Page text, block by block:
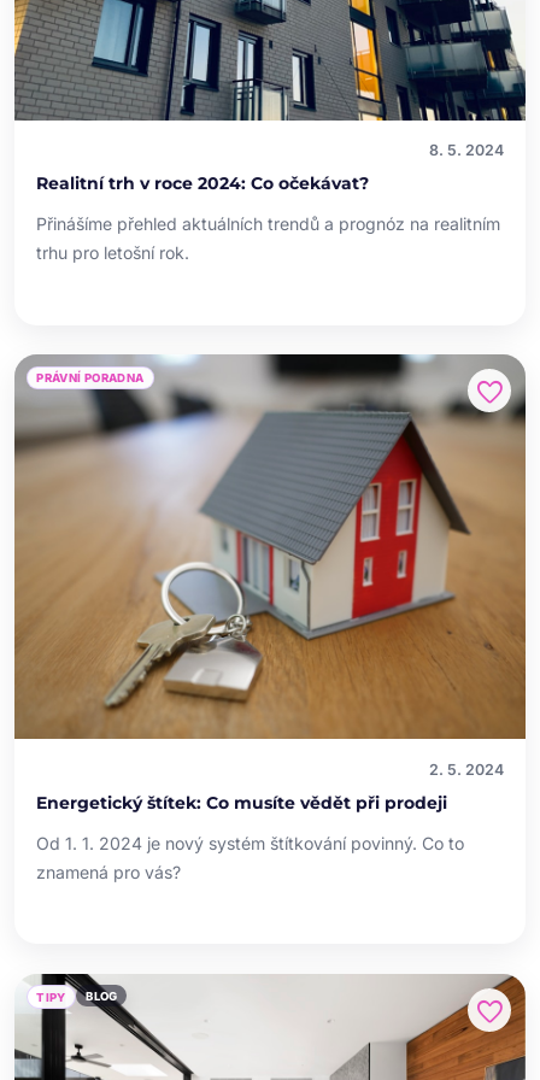
8. 5. 2024
Realitní trh v roce 2024: Co očekávat?
Přinášíme přehled aktuálních trendů a prognóz na realitním
trhu pro letošní rok.
PRÁVNÍ PORADNA favorite
2. 5. 2024
Energetický štítek: Co musíte vědět při prodeji
Od 1. 1. 2024 je nový systém štítkování povinný. Co to
znamená pro vás?
TIPY BLOG favorite